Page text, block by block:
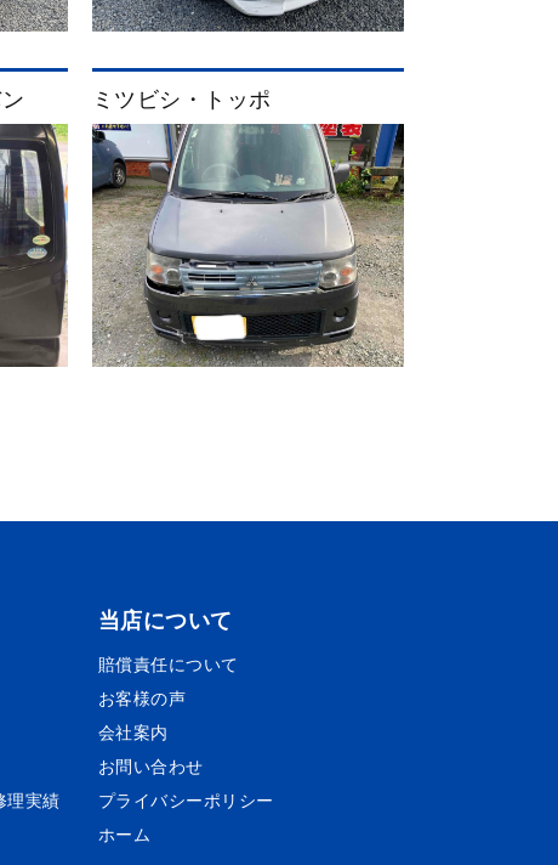
ミツビシ・トッポ
理実績
当店について
賠償責任について
お客様の声
会社案内
お問い合わせ
プライバシーポリシー
ホーム